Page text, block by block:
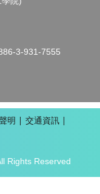
3-931-7555
明
交通資訊
Rights Reserved